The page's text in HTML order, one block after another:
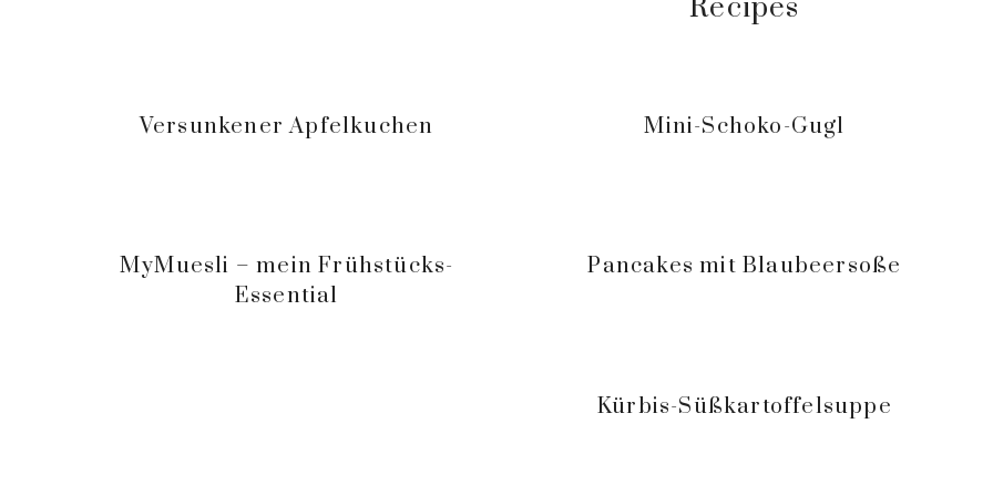
Recipes
Versunkener Apfelkuchen Mini-Schoko-Gugl
MyMuesli – mein Frühstücks-
Essential
Pancakes mit Blaubeersoße
Kürbis-Süßkartoffelsuppe